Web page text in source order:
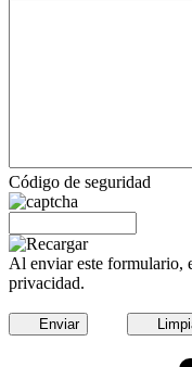
Código de seguridad
Al enviar este formulario,
privacidad.
Enviar